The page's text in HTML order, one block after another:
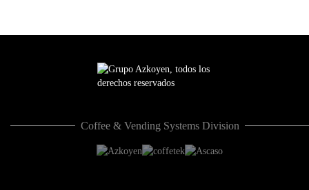
Coffee & Vending Systems Division